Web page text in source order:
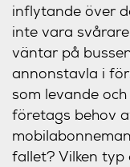
inflytande över
inte vara
väntar på
annonstavla i
som levande
företags behov
fallet? Vilken